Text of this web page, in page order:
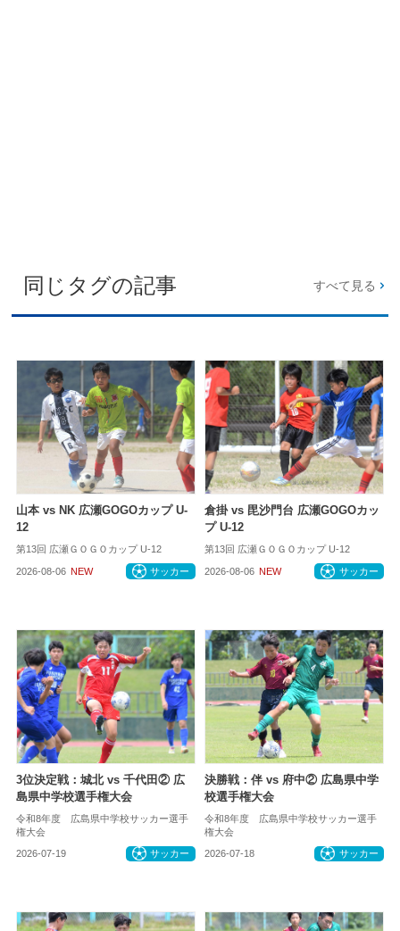
同じタグの記事 すべて見る
山本 vs NK 広瀬GOGOカップ U-
12
第13回 広瀬ＧＯＧＯカップ U-12
2026-08-06 NEW サッカー
倉掛 vs 毘沙門台 広瀬GOGOカッ
プ U-12
第13回 広瀬ＧＯＧＯカップ U-12
2026-08-06 NEW サッカー
3位決定戦：城北 vs 千代田② 広
島県中学校選手権大会
令和8年度 広島県中学校サッカー選手
権大会
2026-07-19 サッカー
決勝戦：伴 vs 府中② 広島県中学
校選手権大会
令和8年度 広島県中学校サッカー選手
権大会
2026-07-18 サッカー